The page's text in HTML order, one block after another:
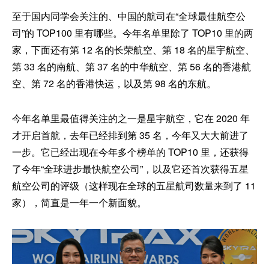
至于国内同学会关注的、中国的航司在“全球最佳航空公
司”的 TOP100 里有哪些。今年名单里除了 TOP10 里的两
家，下面还有第 12 名的长荣航空、第 18 名的星宇航空、
第 33 名的南航、第 37 名的中华航空、第 56 名的香港航
空、第 72 名的香港快运，以及第 98 名的东航。
今年名单里最值得关注的之一是星宇航空，它在 2020 年
才开启首航，去年已经排到第 35 名，今年又大大前进了
一步。它已经出现在今年多个榜单的 TOP10 里，还获得
了今年“全球进步最快航空公司”，以及它还首次获得五星
航空公司的评级（这样现在全球的五星航司数量来到了 11
家），简直是一年一个新面貌。